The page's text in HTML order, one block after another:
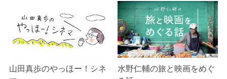
山田真歩のやっほー！シネ
水野仁輔の旅と映画をめぐ